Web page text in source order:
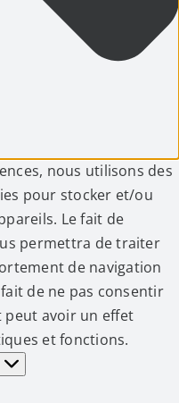
nous utilisons des
pour stocker et/ou
Le fait de
permettra de traiter
de navigation
de ne pas consentir
avoir un effet
et fonctions.